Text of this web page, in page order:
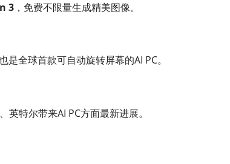
3 ，免费不限量生成精美图像。
全球首款可自动旋转屏幕的AI PC。
特尔带来AI PC方面最新进展。